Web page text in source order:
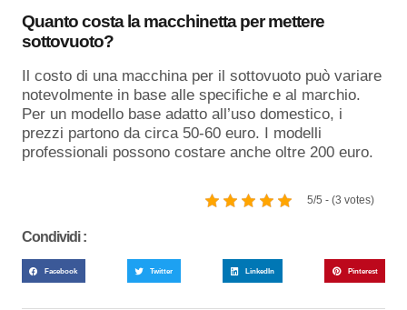
Quanto costa la macchinetta per mettere
sottovuoto?
Il costo di una macchina per il sottovuoto può variare
notevolmente in base alle specifiche e al marchio.
Per un modello base adatto all’uso domestico, i
prezzi partono da circa 50-60 euro. I modelli
professionali possono costare anche oltre 200 euro.
5/5 - (3 votes)
Condividi :
Facebook Twitter LinkedIn Pinterest